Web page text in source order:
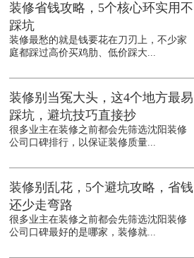
装修省钱攻略，5个核心环实用不
踩坑
装修最愁的就是钱要花在刀刃上，不少家
庭都踩过高价买鸡肋、低价踩大...
装修别当冤大头，这4个地方最易
踩坑，避坑技巧直接抄
很多业主在装修之前都会先筛选沈阳装修
公司口碑排行，以保证装修质量...
装修别乱花，5个避坑攻略，省钱
还少走弯路
很多业主在装修之前都会先筛选沈阳装修
公司口碑最好的是哪家，装修就...